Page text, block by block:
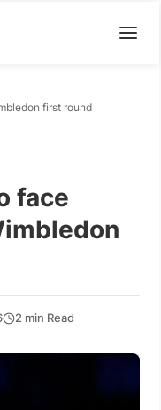
first round
face
2 min Read